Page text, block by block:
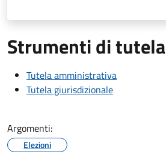
Strumenti di tutela
Tutela amministrativa
Tutela giurisdizionale
Argomenti:
Elezioni